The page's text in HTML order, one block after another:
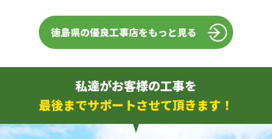
徳島県の優良工事店をもっと見る
私達がお客様の工事を
最後までサポートさせて頂きます！